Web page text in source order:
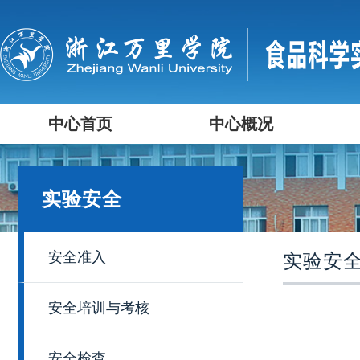
中心首页 中心概况
实验安全
安全准入
安全培训与考核
实验安